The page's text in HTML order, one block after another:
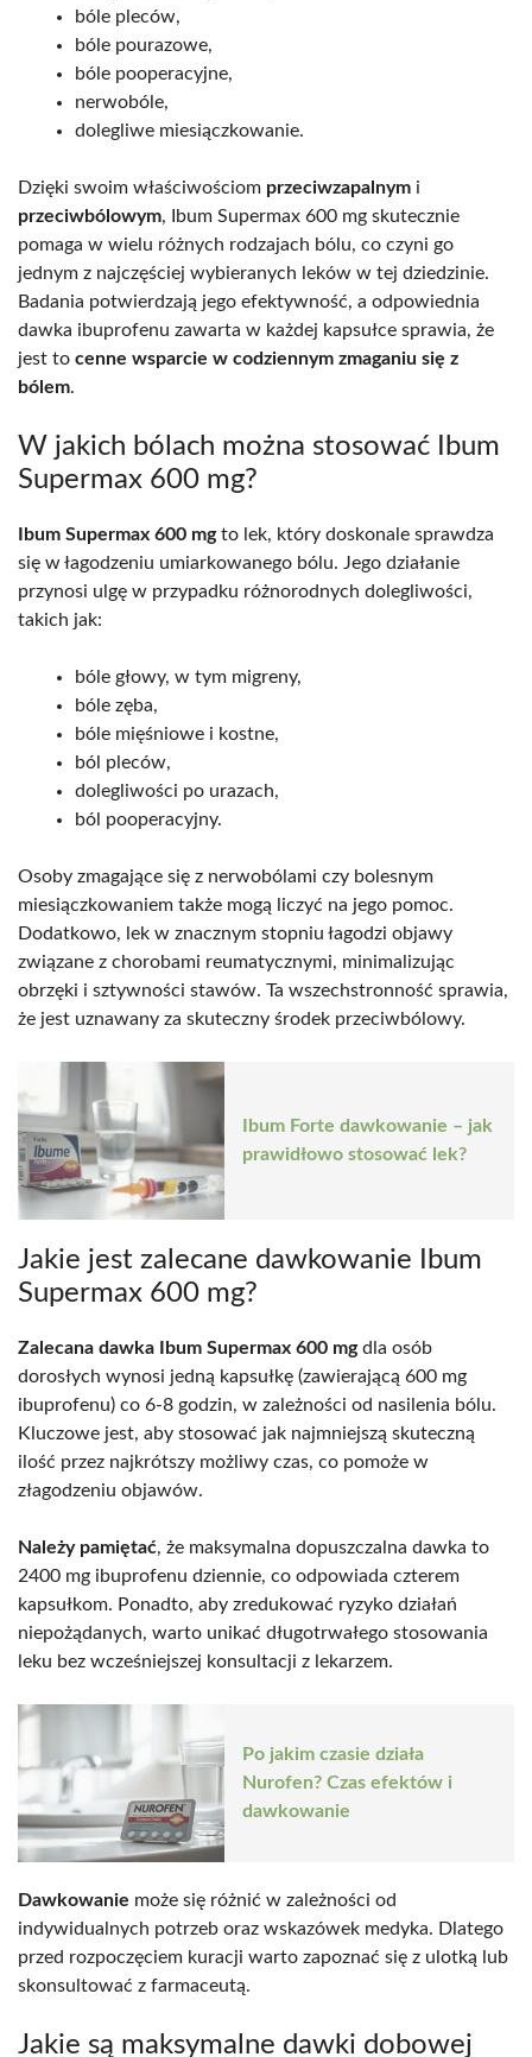
bóle pleców,
bóle pourazowe,
bóle pooperacyjne,
nerwobóle,
dolegliwe miesiączkowanie.
Dzięki swoim właściwościom przeciwzapalnym i
przeciwbólowym, Ibum Supermax 600 mg skutecznie
pomaga w wielu różnych rodzajach bólu, co czyni go
jednym z najczęściej wybieranych leków w tej dziedzinie.
Badania potwierdzają jego efektywność, a odpowiednia
dawka ibuprofenu zawarta w każdej kapsułce sprawia, że
jest to cenne wsparcie w codziennym zmaganiu się z
bólem.
W jakich bólach można stosować Ibum
Supermax 600 mg?
Ibum Supermax 600 mgto lek, który doskonale sprawdza
się w łagodzeniu umiarkowanego bólu. Jego działanie
przynosi ulgę w przypadku różnorodnych dolegliwości,
takich jak:
bóle głowy, w tym migreny,
bóle zęba,
bóle mięśniowe i kostne,
ból pleców,
dolegliwości po urazach,
ból pooperacyjny.
Osoby zmagające się z nerwobólami czy bolesnym
miesiączkowaniem także mogą liczyć na jego pomoc.
Dodatkowo, lek w znacznym stopniu łagodzi objawy
związane z chorobami reumatycznymi, minimalizując
obrzęki i sztywności stawów. Ta wszechstronność sprawia,
że jest uznawany za skuteczny środek przeciwbólowy.
Ibum Forte dawkowanie – jak
prawidłowo stosować lek?
Jakie jest zalecane dawkowanie Ibum
Supermax 600 mg?
Zalecana dawka Ibum Supermax 600 mgdla osób
dorosłych wynosi jedną kapsułkę (zawierającą 600 mg
ibuprofenu) co 6-8 godzin, w zależności od nasilenia bólu.
Kluczowe jest, aby stosować jak najmniejszą skuteczną
ilość przez najkrótszy możliwy czas, co pomoże w
złagodzeniu objawów.
Należy pamiętać, że maksymalna dopuszczalna dawka to
2400 mg ibuprofenu dziennie, co odpowiada czterem
kapsułkom. Ponadto, aby zredukować ryzyko działań
niepożądanych, warto unikać długotrwałego stosowania
leku bez wcześniejszej konsultacji z lekarzem.
Po jakim czasie działa
Nurofen? Czas efektów i
dawkowanie
Dawkowanie może się różnić w zależności od
indywidualnych potrzeb oraz wskazówek medyka. Dlatego
przed rozpoczęciem kuracji warto zapoznać się z ulotką lub
skonsultować z farmaceutą.
Jakie są maksymalne dawki dobowej